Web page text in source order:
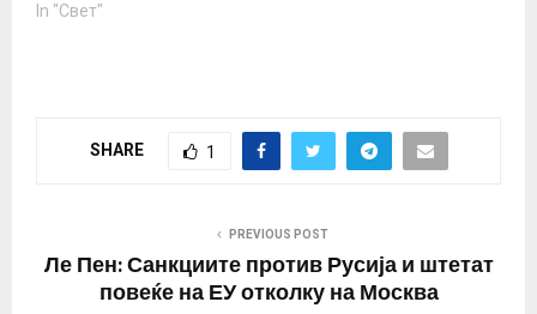
In "Свет"
SHARE 1
PREVIOUS POST
Ле Пен: Санкциите против Русија и штетат
повеќе на ЕУ отколку на Москва